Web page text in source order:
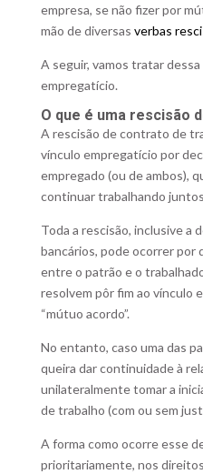
empresa, se não fizer por
mão de diversas verbas
A seguir, vamos tratar
empregatício.
O que é uma rescisão
A rescisão de contrato de
vínculo empregatício por
empregado (ou de ambos),
continuar trabalhando
Toda a rescisão, inclusive a
bancários, pode ocorrer por
entre o patrão e o
resolvem pôr fim ao vínculo
“mútuo acordo”.
No entanto, caso uma das
queira dar continuidade à
unilateralmente tomar a
de trabalho (com ou sem
A forma como ocorre esse
prioritariamente, nos